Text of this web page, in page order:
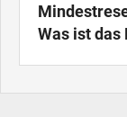
Was ist das